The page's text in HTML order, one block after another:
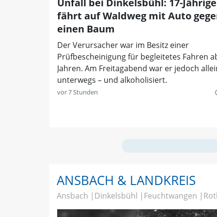
Unfall bei Dinkelsbühl: 17-
fährt auf Waldweg mit Auto
einen Baum
Der Verursacher war im Besitz einer
Prüfbescheinigung für begleitetes Fahren
Jahren. Am Freitagabend war er jedoch
unterwegs – und alkoholisiert.
vor 7 Stunden
ANSBACH & LANDKREIS
Ansbach Dinkelsbühl Feuchtwangen